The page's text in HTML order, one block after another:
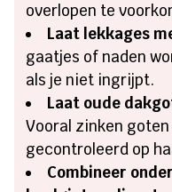
overlopen te
Laat lekkages
gaatjes of naden
als je niet ingrijpt.
Laat oude
Vooral zinken
gecontroleerd op
Combineer